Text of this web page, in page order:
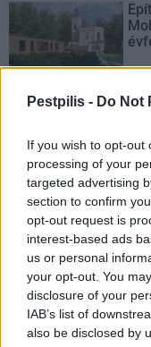
Pestpilis - Do Not
If you wish to opt-out
processing of your
targeted advertising
section to confirm
opt-out request is
interest-based ads
us or personal
your opt-out. You
disclosure of your
IAB’s list of
also be disclosed by
AJÁNLJUK MÉG
Országos